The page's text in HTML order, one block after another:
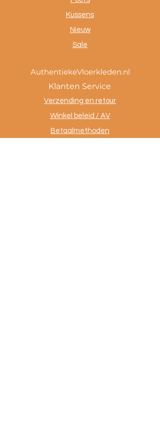
Kussens
Nieuw
Sale
AuthentiekeVloerkleden.nl
Klanten Service
Verzending en retour
Winkel beleid / AV
Betaalmethoden